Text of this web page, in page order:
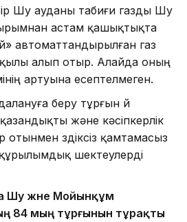
Шу ауданы табиғи газды Шу
астам қашықтықта
автоматтандырылған газ
алып отыр. Алайда оның
артуына есептелмеген.
беру тұрғын үй
және кәсіпкерлік
отынмен үздіксіз қамтамасыз
шектеулерді
Шу және Мойынқұм
84 мың тұрғынын тұрақты